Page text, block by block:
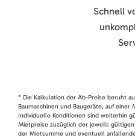
Schnell
* Die Kalkulation der Ab-Preise beruht
Baumaschinen und Baugeräte, auf
Individuelle Konditionen sind weiterhin
Mietpreise zuzüglich der jeweils
der Mietsumme und eventuell